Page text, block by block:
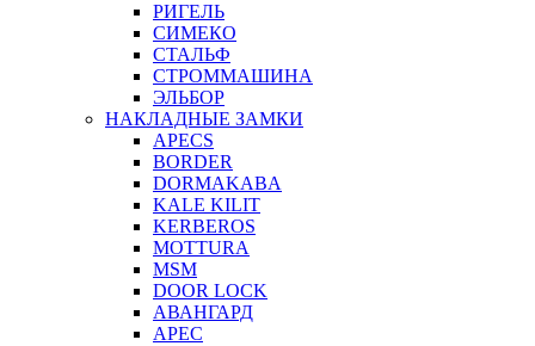
РИГЕЛЬ
СИМЕКО
СТАЛЬФ
СТРОММАШИНА
ЭЛЬБОР
НАКЛАДНЫЕ ЗАМКИ
APECS
BORDER
DORMAKABA
KALE KILIT
KERBEROS
MOTTURA
MSM
DOOR LOCK
АВАНГАРД
АРЕС